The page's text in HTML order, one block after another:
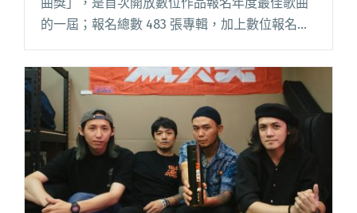
曲獎」，是首次開放數位作品報名年度最佳歌曲
的一屆；報名總數 483 張專輯，加上數位報名一
萬一千多首歌，50 位初審 22 複審，今天終於要
公佈結果囉！ 以下為完整名單： 演唱類 – 出閱讀
全文 "第二十七屆流行音樂金曲獎得獎名單－完
整名單"